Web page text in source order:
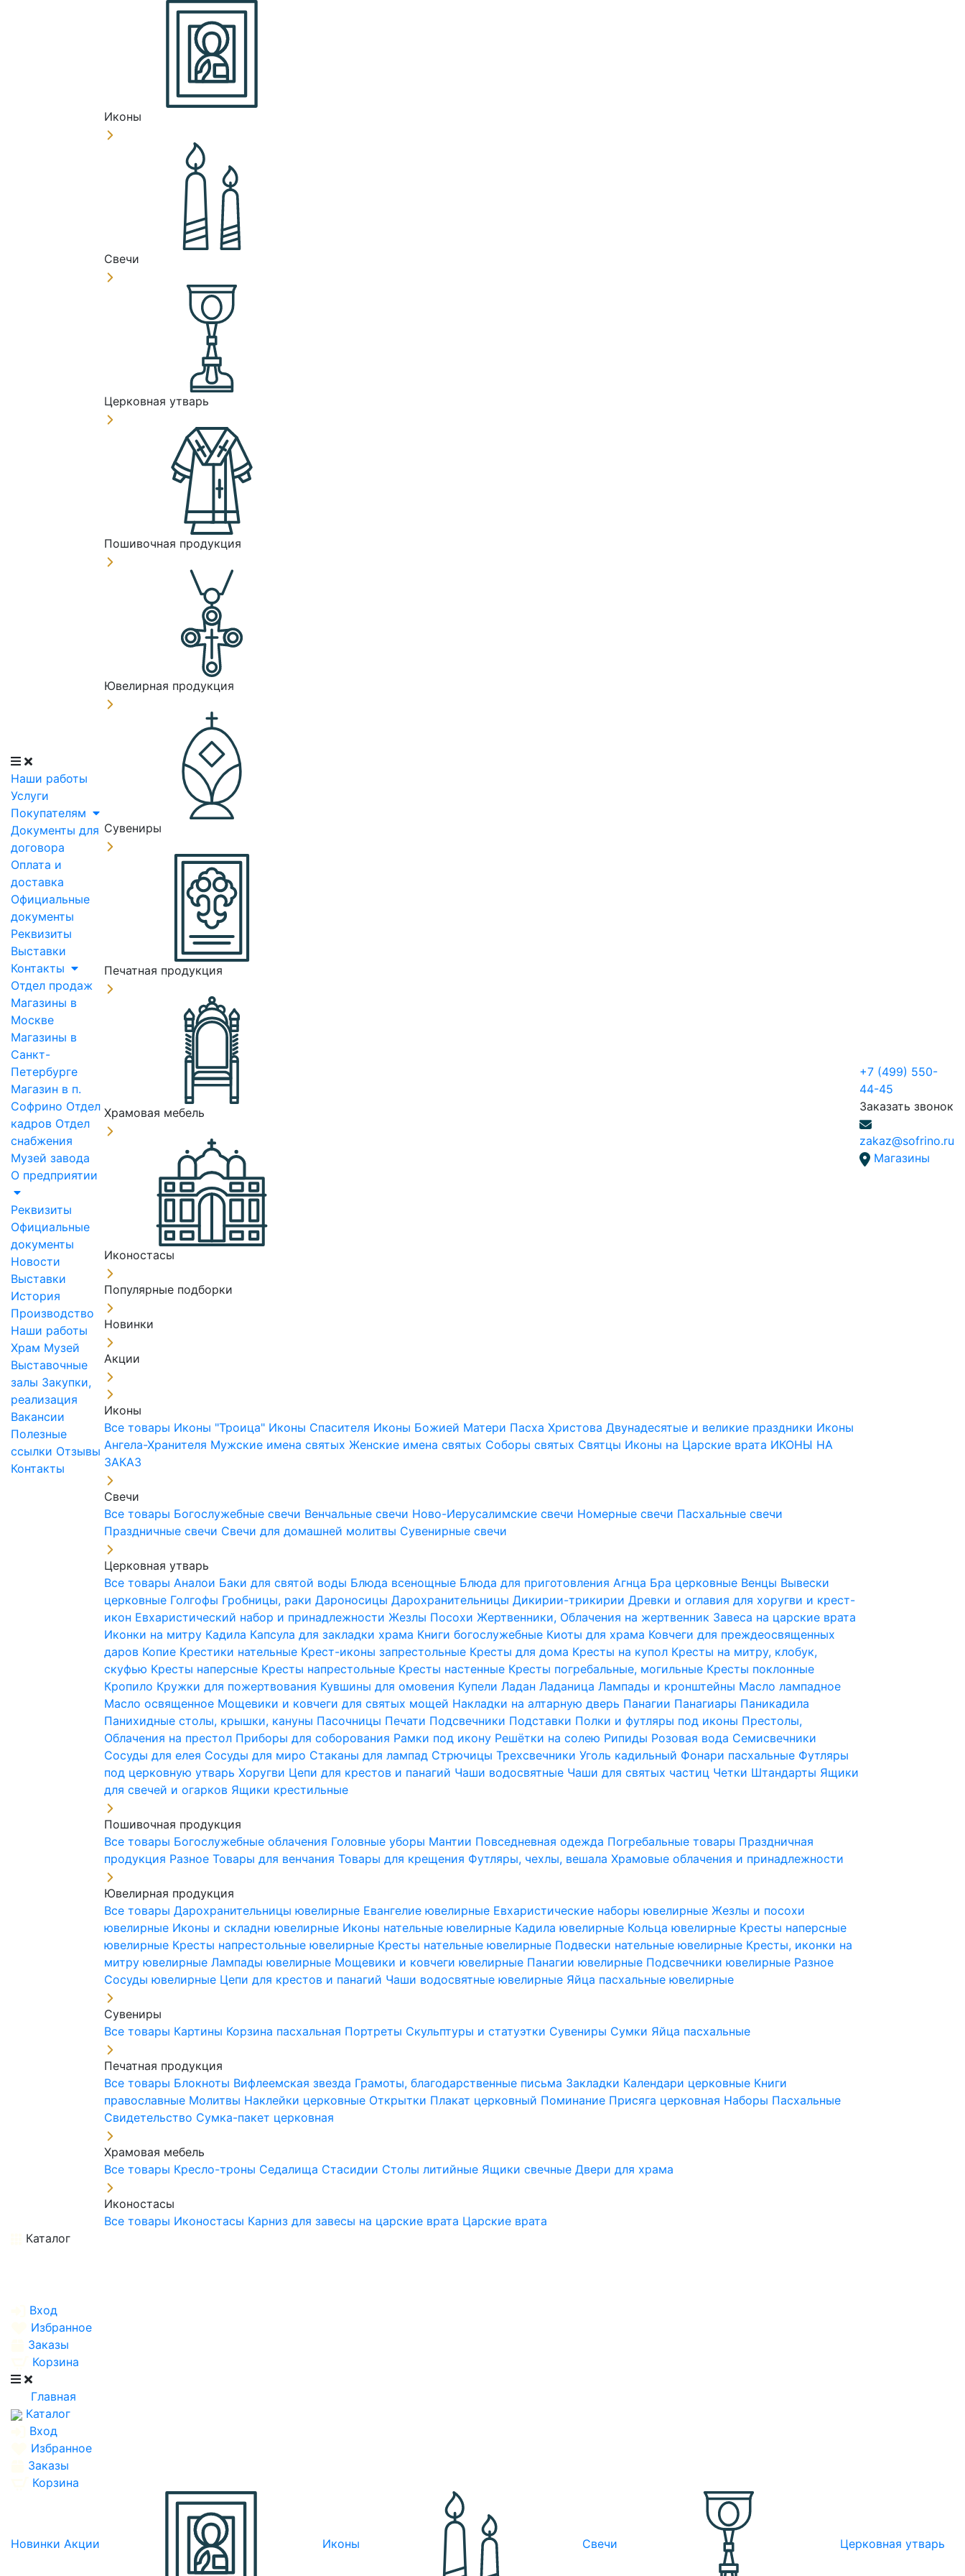
Наши работы
Услуги
Покупателям
Документы для
договора
Оплата и
доставка
Официальные
документы
Реквизиты
Выставки
Контакты
Отдел продаж
Магазины в
Москве
Магазины в
Санкт-
Петербурге
Магазин в п.
Софрино Отдел
кадров Отдел
снабжения
Музей завода
О предприятии
Реквизиты
Официальные
документы
Новости
Выставки
История
Производство
Наши работы
Храм Музей
Выставочные
залы Закупки,
реализация
Вакансии
Полезные
ссылки Отзывы
Контакты
Иконы
Свечи
Церковная утварь
Пошивочная продукция
Ювелирная продукция
Сувениры
Печатная продукция
Храмовая мебель
Иконостасы
Популярные подборки
Новинки
Акции
Иконы
Все товары Иконы "Троица" Иконы Спасителя Иконы Божией Матери Пасха ХристоваДвунадесятые и великие праздники Иконы
Ангела-Хранителя Мужские имена святыхЖенские имена святых Соборы святых Святцы Иконы на Царские врата ИКОНЫ НА
ЗАКАЗ
Свечи
Все товары Богослужебные свечи Венчальные свечи Ново-Иерусалимские свечи Номерные свечи Пасхальные свечи
Праздничные свечи Свечи для домашней молитвы Сувенирные свечи
Церковная утварь
Все товарыАналои Баки для святой воды Блюда всенощные Блюда для приготовления Агнца Бра церковные Венцы Вывески
церковные Голгофы Гробницы, ракиДароносицыДарохранительницыДикирии-трикирииДревки и оглавия для хоругви и крест-
икон Евхаристический набор и принадлежностиЖезлы ПосохиЖертвенники, Облачения на жертвенник Завеса на царские врата
Иконки на митру Кадила Капсула для закладки храма Книги богослужебные Киоты для храма Ковчеги для преждеосвященных
даров Копие Крестики нательные Крест-иконы запрестольные Кресты для дома Кресты на купол Кресты на митру, клобук,
скуфью Кресты наперсные Кресты напрестольные Кресты настенные Кресты погребальные, могильные Кресты поклонные
Кропило Кружки для пожертвования Кувшины для омовения КупелиЛаданЛаданицаЛампады и кронштейны Масло лампадное
Масло освященное Мощевики и ковчеги для святых мощей Накладки на алтарную дверь Панагии Панагиары Паникадила
Панихидные столы, крышки, кануны Пасочницы Печати Подсвечники Подставки Полки и футляры под иконы Престолы,
Облачения на престол Приборы для соборования Рамки под икону Решётки на солею Рипиды Розовая вода Семисвечники
Сосуды для елея Сосуды для миро Стаканы для лампад СтрючицыТрехсвечникиУголь кадильный Фонари пасхальные Футляры
под церковную утварьХоругви Цепи для крестов и панагий Чаши водосвятные Чаши для святых частиц Четки Штандарты Ящики
для свечей и огарков Ящики крестильные
Пошивочная продукция
Все товары Богослужебные облачения Головные уборы Мантии Повседневная одежда Погребальные товары Праздничная
продукция РазноеТовары для венчанияТовары для крещения Футляры, чехлы, вешалаХрамовые облачения и принадлежности
Ювелирная продукция
Все товарыДарохранительницы ювелирные Евангелие ювелирные Евхаристические наборы ювелирныеЖезлы и посохи
ювелирные Иконы и складни ювелирные Иконы нательные ювелирные Кадила ювелирные Кольца ювелирные Кресты наперсные
ювелирные Кресты напрестольные ювелирные Кресты нательные ювелирные Подвески нательные ювелирные Кресты, иконки на
митру ювелирныеЛампады ювелирные Мощевики и ковчеги ювелирные Панагии ювелирные Подсвечники ювелирные Разное
Сосуды ювелирные Цепи для крестов и панагий Чаши водосвятные ювелирные Яйца пасхальные ювелирные
Сувениры
Все товары Картины Корзина пасхальная Портреты Скульптуры и статуэтки Сувениры Сумки Яйца пасхальные
Печатная продукция
Все товары Блокноты Вифлеемская звезда Грамоты, благодарственные письма Закладки Календари церковные Книги
православные Молитвы Наклейки церковные Открытки Плакат церковный Поминание Присяга церковная Наборы Пасхальные
Свидетельство Сумка-пакет церковная
Храмовая мебель
Все товары Кресло-троны Седалища Стасидии Столы литийные Ящики свечныеДвери для храма
Иконостасы
Все товары Иконостасы Карниз для завесы на царские врата Царские врата
+7 (499) 550-
44-45
Заказать звонок
zakaz@sofrino.ru
Магазины
Каталог
Вход
Избранное
Заказы
Корзина
Главная
Каталог
Вход
Избранное
Заказы
Корзина
Новинки Акции Иконы Свечи Церковная утварь